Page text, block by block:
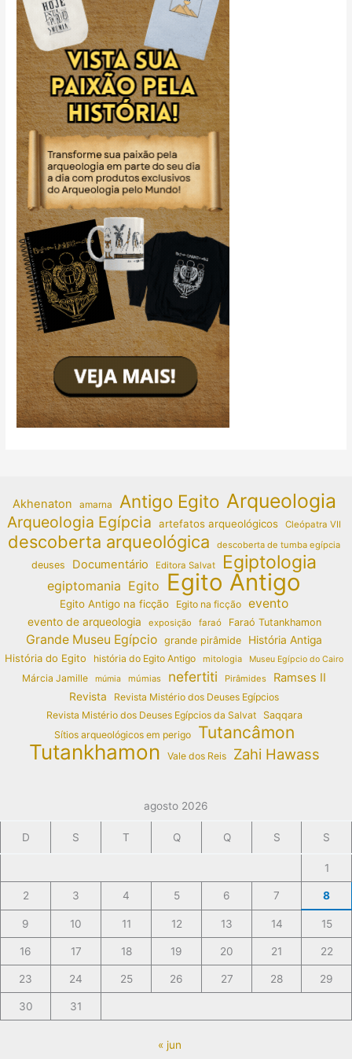
Akhenaton amarna Antigo Egito Arqueologia
Arqueologia Egípcia artefatos arqueológicos Cleópatra VII
descoberta arqueológica descoberta de tumba egípcia
deuses Documentário Editora Salvat Egiptologia
egiptomania Egito Egito Antigo
Egito Antigo na ficção Egito na ficção evento
evento de arqueologia exposição faraó Faraó Tutankhamon
Grande Museu Egípcio grande pirâmide
História Antiga
História do Egito
história do Egito Antigo mitologia Museu Egípcio do Cairo
Márcia Jamille múmia múmias nefertiti Pirâmides Ramses II
Revista
Revista Mistério dos Deuses Egípcios
Revista Mistério dos Deuses Egípcios da Salvat
Saqqara
Sítios arqueológicos em perigo
Tutancâmon
Tutankhamon Vale dos Reis Zahi Hawass
agosto 2026
D S T Q Q S S
1
2 3 4 5 6 7 8
9 10 11 12 13 14 15
16 17 18 19 20 21 22
23 24 25 26 27 28 29
30 31
« jun